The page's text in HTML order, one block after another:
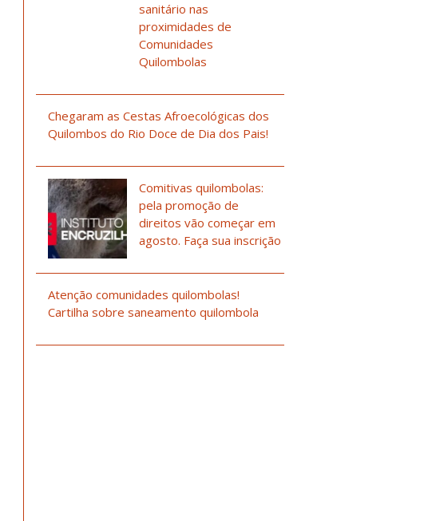
sanitário nas
proximidades de
Comunidades
Quilombolas
Chegaram as Cestas Afroecológicas dos
Quilombos do Rio Doce de Dia dos Pais!
Comitivas quilombolas:
pela promoção de
direitos vão começar em
agosto. Faça sua inscrição
Atenção comunidades quilombolas!
Cartilha sobre saneamento quilombola